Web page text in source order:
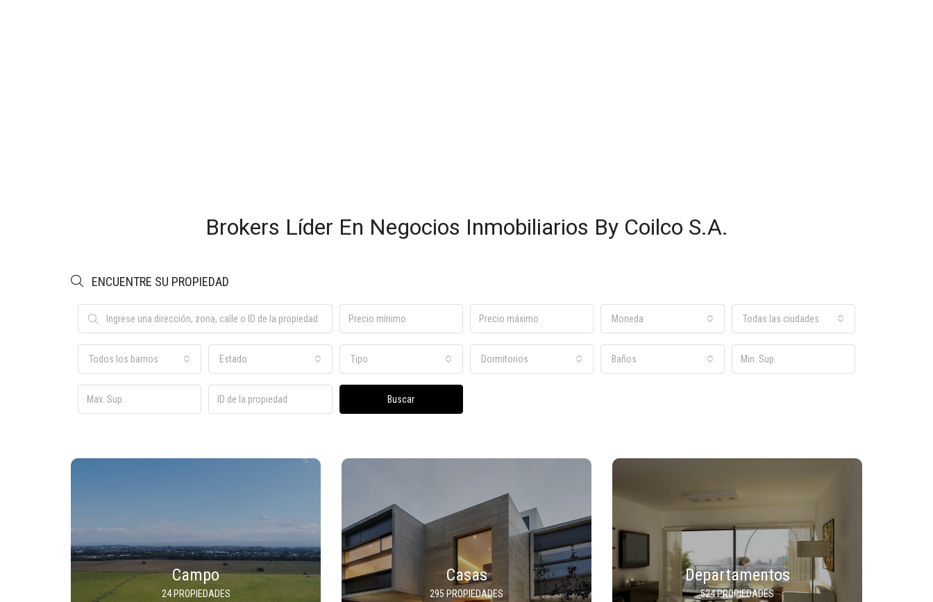
Brokers Líder En Negocios Inmobiliarios By Coilco S.A.
ENCUENTRE SU PROPIEDAD
Moneda Todas las ciudades
Todos los barrios Estado Tipo Dormitorios Baños
Buscar
Campo
24 PROPIEDADES
Casas
295 PROPIEDADES
Departamentos
524 PROPIEDADES